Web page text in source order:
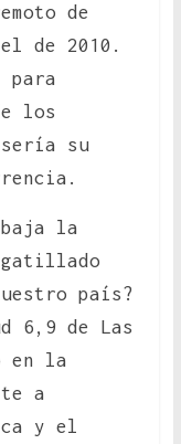
de
de 2010.
para
los
su
la
gatillado
país?
6,9 de Las
en la
a
y el